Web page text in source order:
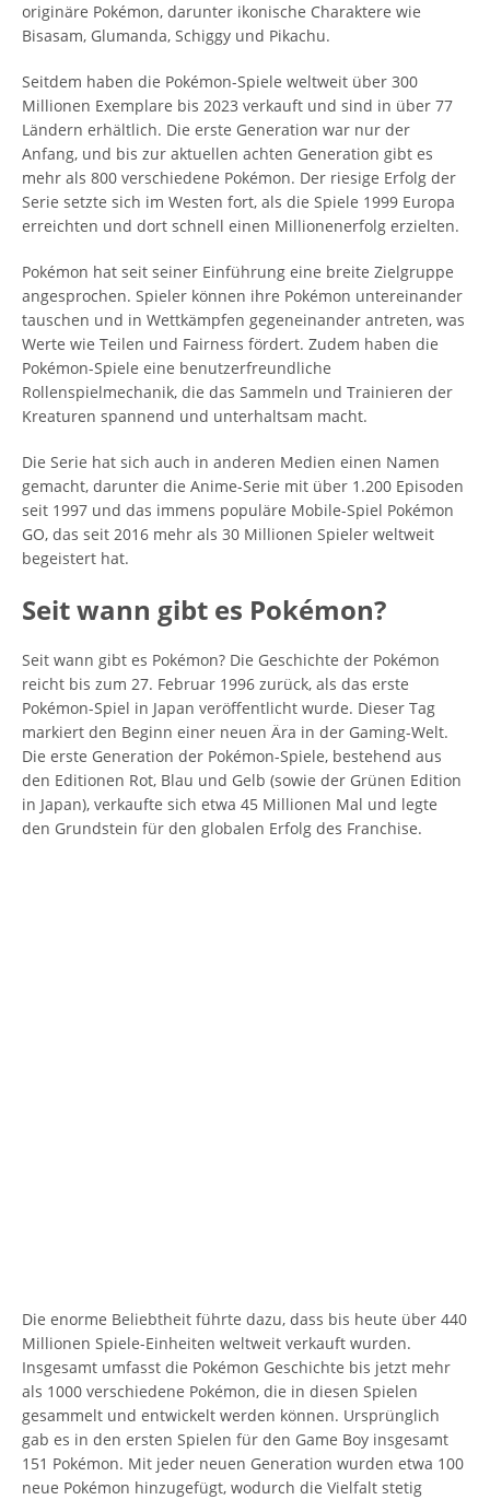
originäre Pokémon, darunter ikonische Charaktere wie
Bisasam, Glumanda, Schiggy und Pikachu.
Seitdem haben die Pokémon-Spiele weltweit über 300
Millionen Exemplare bis 2023 verkauft und sind in über 77
Ländern erhältlich. Die erste Generation war nur der
Anfang, und bis zur aktuellen achten Generation gibt es
mehr als 800 verschiedene Pokémon. Der riesige Erfolg der
Serie setzte sich im Westen fort, als die Spiele 1999 Europa
erreichten und dort schnell einen Millionenerfolg erzielten.
Pokémon hat seit seiner Einführung eine breite Zielgruppe
angesprochen. Spieler können ihre Pokémon untereinander
tauschen und in Wettkämpfen gegeneinander antreten, was
Werte wie Teilen und Fairness fördert. Zudem haben die
Pokémon-Spiele eine benutzerfreundliche
Rollenspielmechanik, die das Sammeln und Trainieren der
Kreaturen spannend und unterhaltsam macht.
Die Serie hat sich auch in anderen Medien einen Namen
gemacht, darunter die Anime-Serie mit über 1.200 Episoden
seit 1997 und das immens populäre Mobile-Spiel Pokémon
GO, das seit 2016 mehr als 30 Millionen Spieler weltweit
begeistert hat.
Seit wann gibt es Pokémon?
Seit wann gibt es Pokémon? Die Geschichte der Pokémon
reicht bis zum 27. Februar 1996 zurück, als das erste
Pokémon-Spiel in Japan veröffentlicht wurde. Dieser Tag
markiert den Beginn einer neuen Ära in der Gaming-Welt.
Die erste Generation der Pokémon-Spiele, bestehend aus
den Editionen Rot, Blau und Gelb (sowie der Grünen Edition
in Japan), verkaufte sich etwa 45 Millionen Mal und legte
den Grundstein für den globalen Erfolg des Franchise.
Die enorme Beliebtheit führte dazu, dass bis heute über 440
Millionen Spiele-Einheiten weltweit verkauft wurden.
Insgesamt umfasst die Pokémon Geschichte bis jetzt mehr
als 1000 verschiedene Pokémon, die in diesen Spielen
gesammelt und entwickelt werden können. Ursprünglich
gab es in den ersten Spielen für den Game Boy insgesamt
151 Pokémon. Mit jeder neuen Generation wurden etwa 100
neue Pokémon hinzugefügt, wodurch die Vielfalt stetig